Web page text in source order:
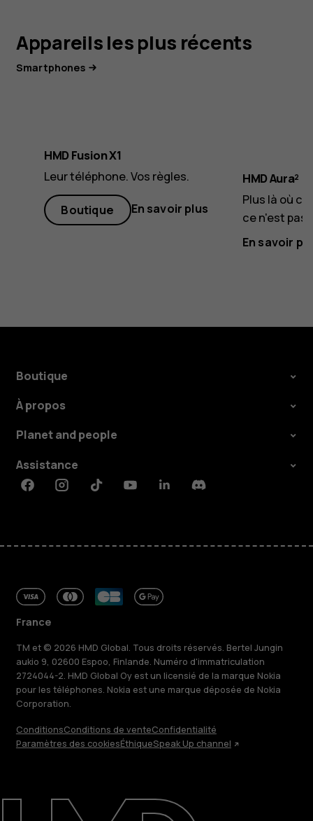
À propos
Responsable
Assistance
Appareils les plus récents
Smartphones
HMD Fusion X1
Leur téléphone. Vos règles.
Boutique En savoir plus
HMD Aura²
Plus là où
ce n'est pas
En savoir
Boutique
À propos
Planet and people
Assistance
FacebookInstagramTiktokYoutubeLinkedinDiscord
France
TM et © 2026 HMD Global. Tous droits réservés. Bertel Jungin
aukio 9, 02600 Espoo, Finlande. Numéro d'immatriculation
2724044-2. HMD Global Oy est un licensié de la marque Nokia
pour les téléphones. Nokia est une marque déposée de Nokia
Corporation.
ConditionsConditions de venteConfidentialité
Paramètres des cookiesÉthiqueSpeak Up channel